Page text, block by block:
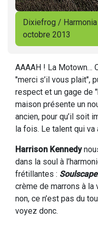
Dixiefrog /
octobre 2013
AAAAH ! La Motown…
"merci s’il vous plait",
respect et un gage de
maison présente un
ancien, pour qu’il soit
la fois. Le talent qui va
Harrison Kennedy
dans la soul à
frétillantes : Soulscape
crème de marrons à la
non, ce n’est pas du
voyez donc.